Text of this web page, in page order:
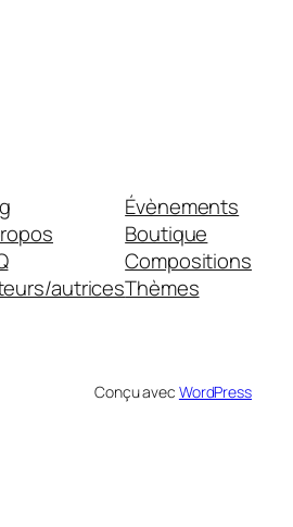
autrices
Évènements
Boutique
Compositions
Thèmes
Conçu avec WordPress